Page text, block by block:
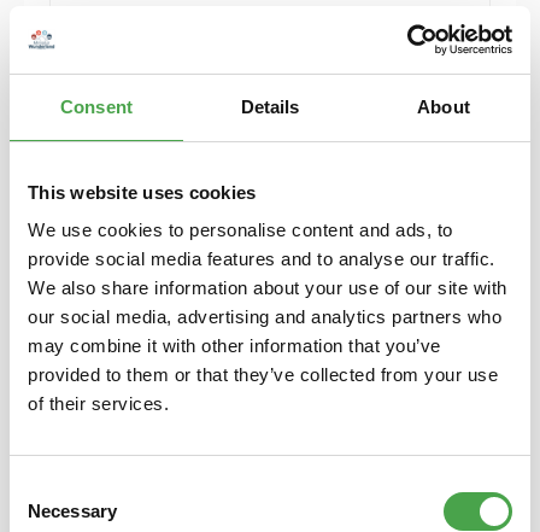
Consent Details About
This website uses cookies
We use cookies to personalise content and ads, to
provide social media features and to analyse our traffic.
We also share information about your use of our site with
our social media, advertising and analytics partners who
may combine it with other information that you’ve
provided to them or that they’ve collected from your use
of their services.
Selection
Necessary
9,90 €*
In den Warenkorb